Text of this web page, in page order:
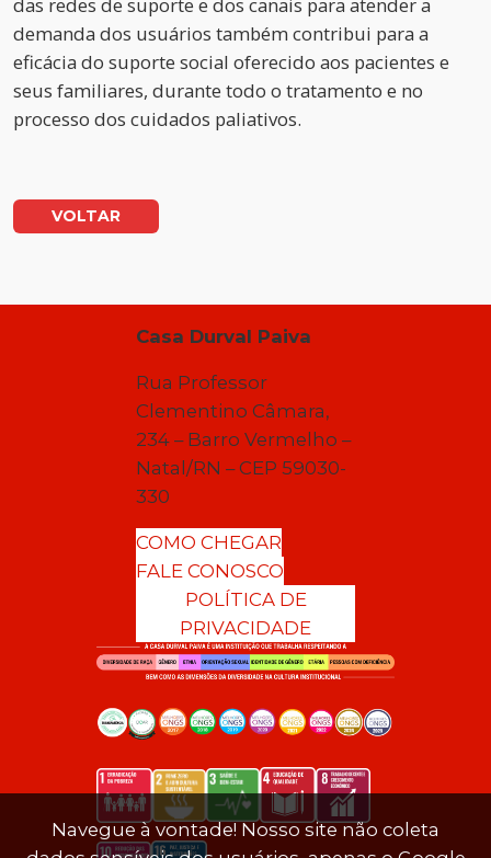
demanda dos usuários também contribui para a
eficácia do suporte social oferecido aos pacientes e
seus familiares, durante todo o tratamento e no
processo dos cuidados paliativos.
VOLTAR
Casa Durval Paiva
Rua Professor
Clementino Câmara,
234 – Barro Vermelho –
Natal/RN – CEP 59030-
330
COMO CHEGAR
FALE CONOSCO
POLÍTICA DE
PRIVACIDADE
Navegue à vontade! Nosso site não coleta